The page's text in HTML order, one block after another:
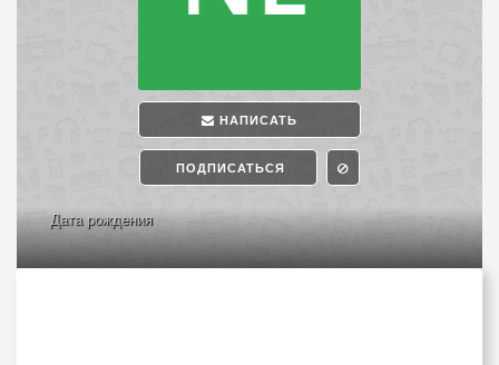
НАПИСАТЬ
ПОДПИСАТЬСЯ
Дата рождения